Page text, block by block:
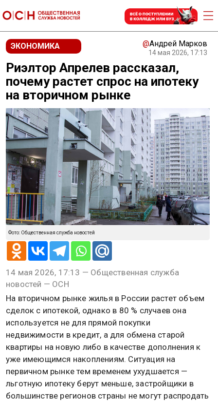
ЭКОНОМИКА @Андрей Марков
14 мая 2026, 17:13
Риэлтор Апрелев рассказал,
почему растет спрос на ипотеку
на вторичном рынке
Фото: Общественная служба новостей
14 мая 2026, 17:13 — Общественная служба
новостей — ОСН
На вторичном рынке жилья в России растет объем
сделок с ипотекой, однако в 80 % случаев она
используется не для прямой покупки
недвижимости в кредит, а для обмена старой
квартиры на новую либо в качестве дополнения к
уже имеющимся накоплениям. Ситуация на
первичном рынке тем временем ухудшается —
льготную ипотеку берут меньше, застройщики в
большинстве регионов страны не могут распродать